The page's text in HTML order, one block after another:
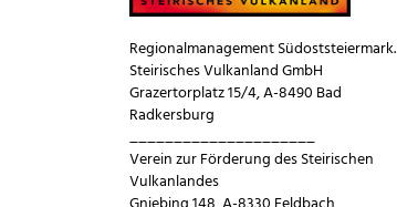
Regionalmanagement Südoststeiermark.
Steirisches Vulkanland GmbH
Grazertorplatz 15/4, A-8490 Bad
Radkersburg
_____________________
Verein zur Förderung des Steirischen
Vulkanlandes